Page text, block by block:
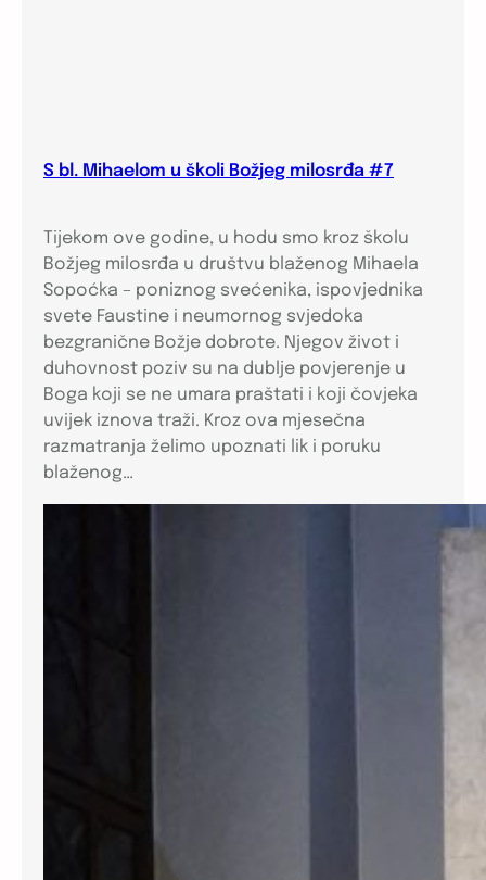
S bl. Mihaelom u školi Božjeg milosrđa #7
Tijekom ove godine, u hodu smo kroz školu
Božjeg milosrđa u društvu blaženog Mihaela
Sopoćka – poniznog svećenika, ispovjednika
svete Faustine i neumornog svjedoka
bezgranične Božje dobrote. Njegov život i
duhovnost poziv su na dublje povjerenje u
Boga koji se ne umara praštati i koji čovjeka
uvijek iznova traži. Kroz ova mjesečna
razmatranja želimo upoznati lik i poruku
blaženog…